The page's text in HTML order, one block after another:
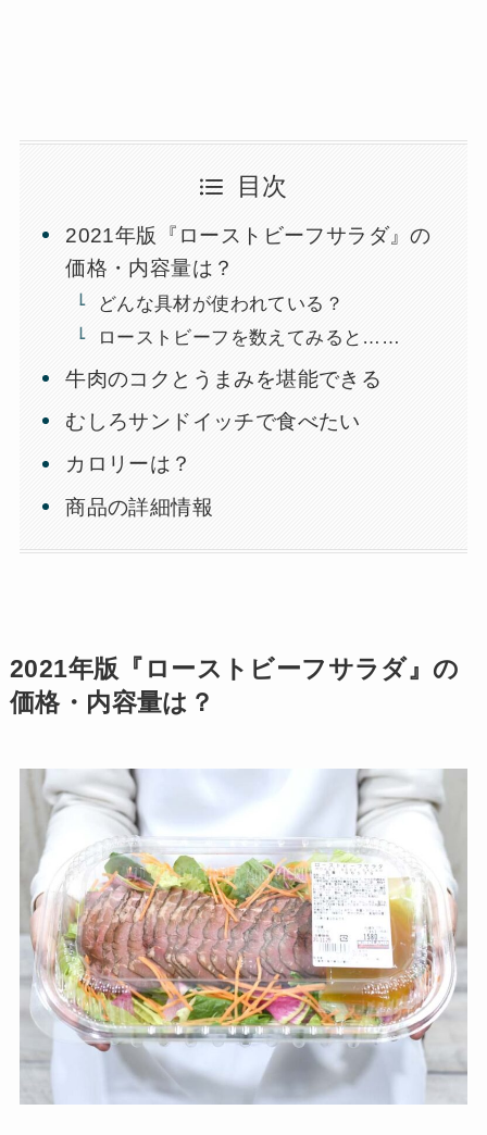
目次
2021年版『ローストビーフサラダ』の
価格・内容量は？
どんな具材が使われている？
ローストビーフを数えてみると……
牛肉のコクとうまみを堪能できる
むしろサンドイッチで食べたい
カロリーは？
商品の詳細情報
2021年版『ローストビーフサラダ』の
価格・内容量は？